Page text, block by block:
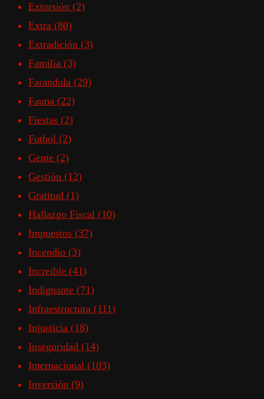
Extorsión (2)
Extra (80)
Extradición (3)
Familia (3)
Farandula (29)
Fauna (22)
Fiestas (2)
Futbol (2)
Gente (2)
Gestión (12)
Gratitud (1)
Hallazgo Fiscal (10)
Impuestos (37)
Incendio (3)
Increible (41)
Indignante (71)
Infraestructura (111)
Injusticia (18)
Inseguridad (14)
Internacional (103)
Inversión (9)